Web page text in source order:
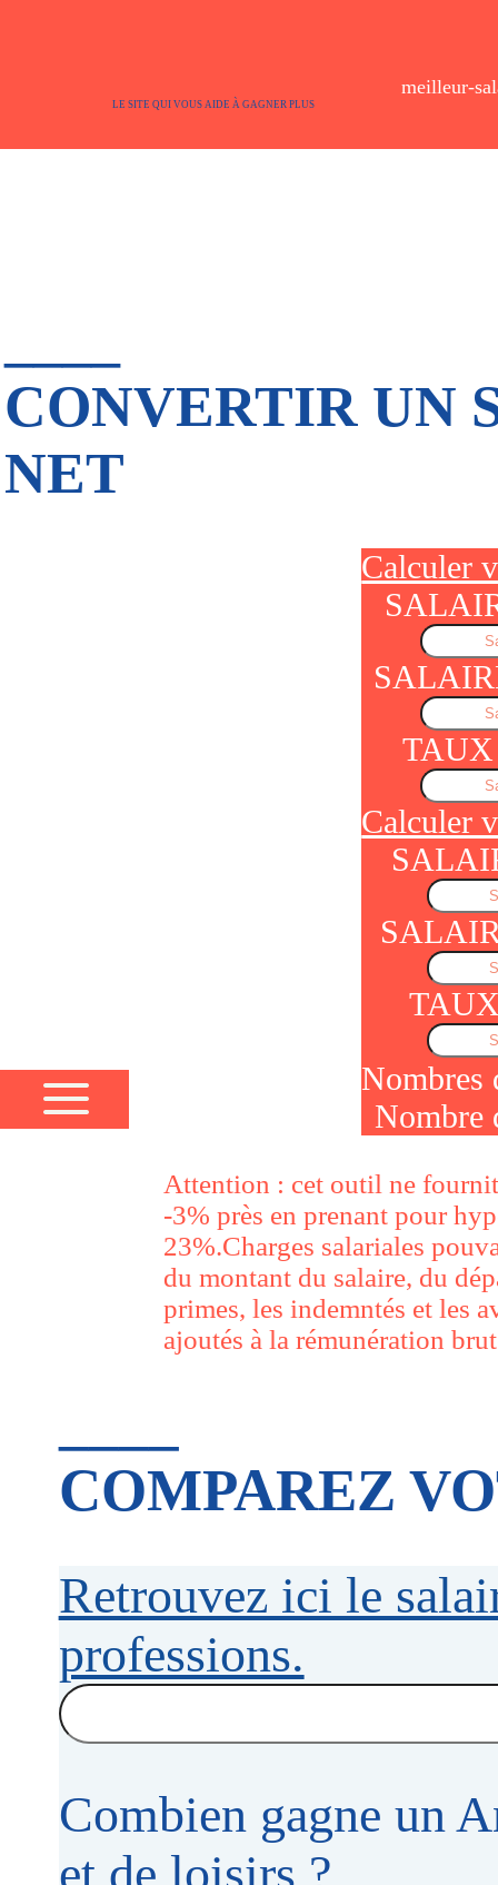
meilleur-
LE SITE QUI VOUS AIDE À GAGNER PLUS
CONVERTIR UN
NET
Calculer
Calculer
Nombres
Nombre
Attention : cet outil ne
-3% près en prenant pour
23%.Charges salariales
du montant du salaire, du
primes, les indemntés et les
ajoutés à la rémunération
COMPAREZ
Retrouvez ici le
professions.
Combien gagne un
et de loisirs ?